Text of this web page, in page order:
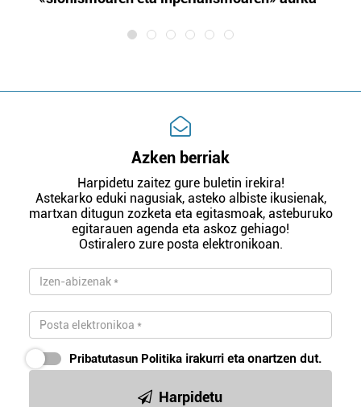
Azken berriak
Harpidetu zaitez gure buletin irekira!
Astekarko eduki nagusiak, asteko albiste ikusienak,
martxan ditugun zozketa eta egitasmoak, asteburuko
egitarauen agenda eta askoz gehiago!
Ostiralero zure posta elektronikoan.
Pribatutasun Politika irakurri eta onartzen dut.
Harpidetu